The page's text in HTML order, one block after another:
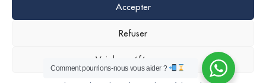
Accepter
Refuser
Voir les préférences
Politique de confidentialités
Comment pourrions-nous vous aider ?